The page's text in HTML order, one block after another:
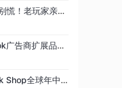
TikTok零播放、封号别慌！老玩家亲测的全流程破局方案，从素材到发布一步通
DoubleVerify为TikTok广告商扩展品牌适用性
备战6月大促！TikTok Shop全球年中狂欢定档，你准备好了吗？